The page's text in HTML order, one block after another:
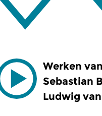
Werken
Sebastian
Ludwig